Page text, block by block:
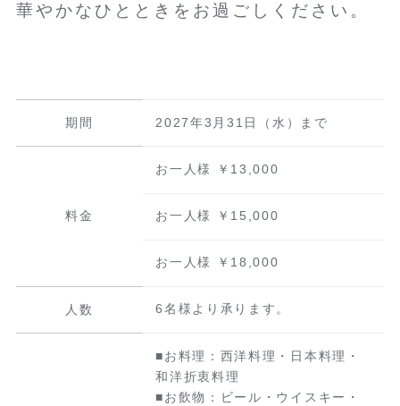
華やかなひとときをお過ごしください。
期間 2027年3月31日（水）まで
料金
お一人様 ￥13,000
お一人様 ￥15,000
お一人様 ￥18,000
人数 6名様より承ります。
■お料理：西洋料理・日本料理・
和洋折衷料理
■お飲物：ビール・ウイスキー・